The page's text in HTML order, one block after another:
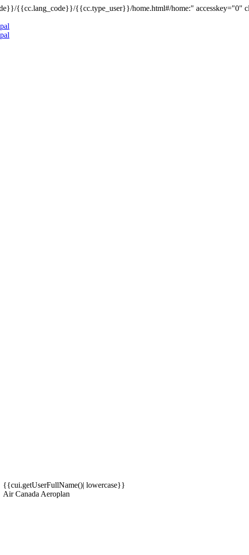
{{cc.lang_code}}/{{cc.type_user}}/home.html#/home:" accesskey="0"
{{cui.getUserFullName()| lowercase}}
Air Canada Aeroplan